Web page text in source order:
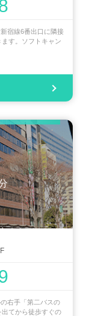
宿線6番出口に隣接
す。ソフトキャン
右手「第二バスの
てから徒歩すぐの